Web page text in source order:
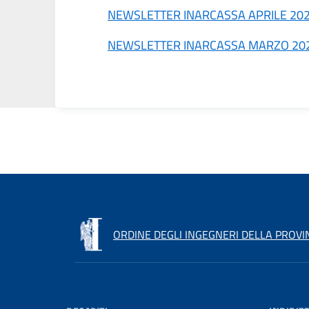
NEWSLETTER INARCASSA APRILE
NEWSLETTER INARCASSA MARZO
ORDINE DEGLI INGEGNERI DELLA